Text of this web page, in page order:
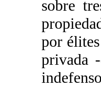
sobre
por
privada